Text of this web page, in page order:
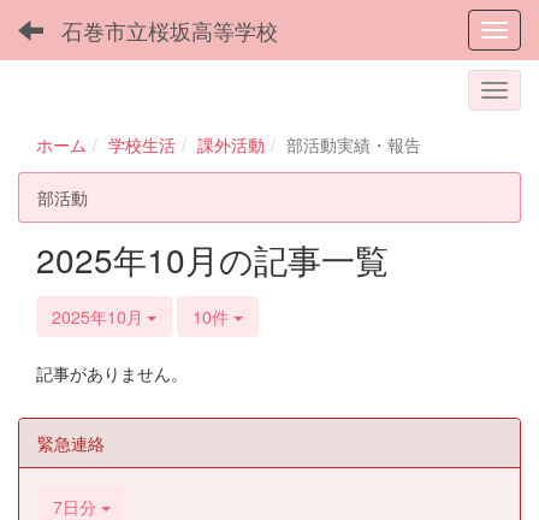
石巻市立桜坂高等学校
ホーム 学校生活 課外活動 部活動実績・報告
部活動
2025年10月の記事一覧
2025年10月 10件
記事がありません。
緊急連絡
7日分